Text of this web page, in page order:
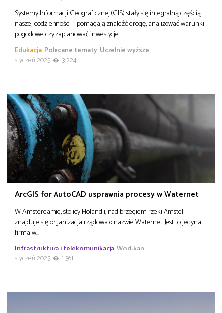
Systemy Informacji Geograficznej (GIS) stały się integralną częścią
naszej codzienności – pomagają znaleźć drogę, analizować warunki
pogodowe czy zaplanować inwestycje….
Edukacja Polecane tematy Uczelnie wyższe
styczeń 2025
3 224
ArcGIS for AutoCAD usprawnia procesy w Waternet
W Amsterdamie, stolicy Holandii, nad brzegiem rzeki Amstel
znajduje się organizacja rządowa o nazwie Waternet. Jest to jedyna
firma w…
Infrastruktura i telekomunikacja Wod-kan
styczeń 2025
1 361